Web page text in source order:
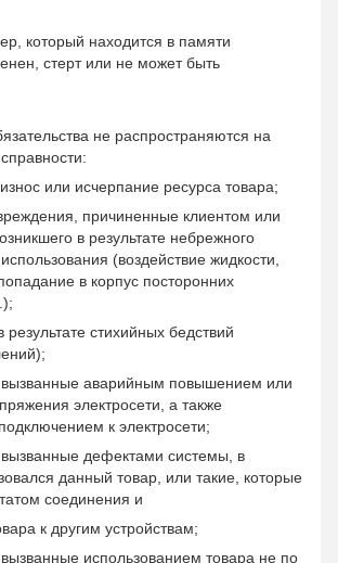
который находится в памяти
стерт или не может быть
не распространяются на
или исчерпание ресурса товара;
причиненные клиентом или
в результате небрежного
(воздействие жидкости,
в корпус посторонних
стихийных бедствий
аварийным повышением или
электросети, а также
к электросети;
дефектами системы, в
данный товар, или такие, которые
соединения и
к другим устройствам;
использованием товара не по